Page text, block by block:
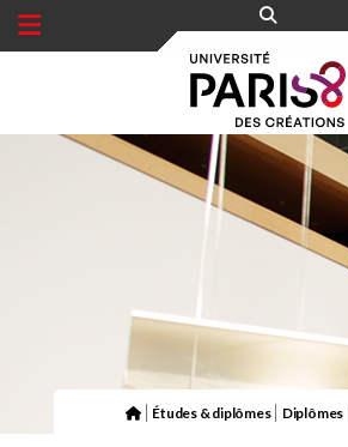
Études & diplômes Diplômes
Panneau de gestion des cookies